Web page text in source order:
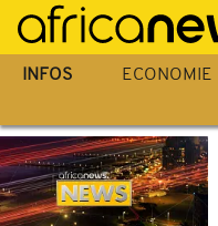
Passer
au
contenu
INFOS ECONOMIE